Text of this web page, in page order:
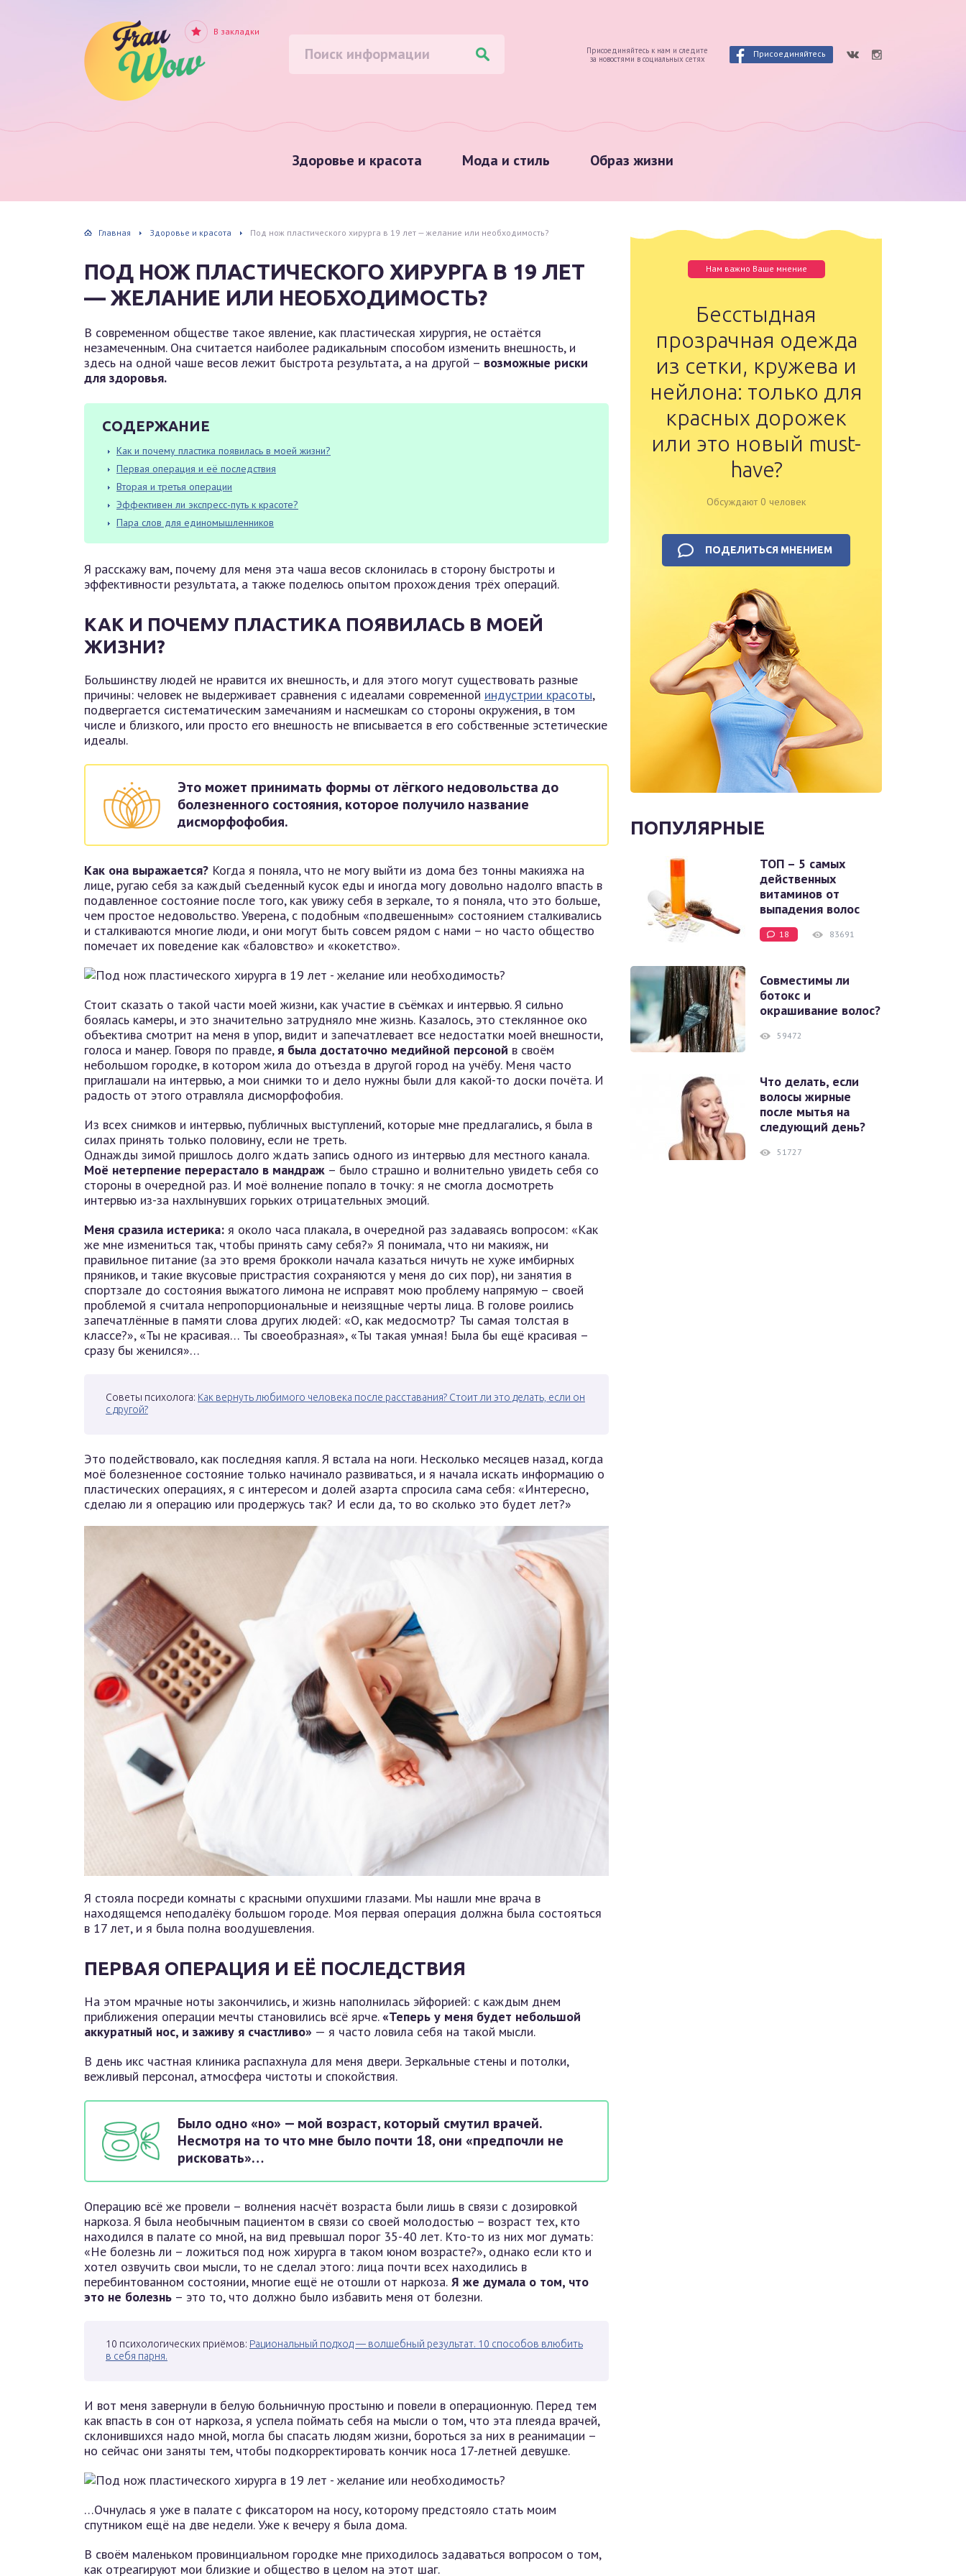
Здоровье и красота Мода и стиль Образ жизни
Присоединяйтесь к нам и следите
за новостями в социальных сетях
Присоединяйтесь
В закладки
Главная Здоровье и красота Под нож пластического хирурга в 19 лет — желание или необходимость?
ПОД НОЖ ПЛАСТИЧЕСКОГО ХИРУРГА В 19 ЛЕТ
— ЖЕЛАНИЕ ИЛИ НЕОБХОДИМОСТЬ?
В современном обществе такое явление, как пластическая хирургия, не остаётся
незамеченным. Она считается наиболее радикальным способом изменить внешность, и
здесь на одной чаше весов лежит быстрота результата, а на другой – возможные риски
для здоровья.
СОДЕРЖАНИЕ
Как и почему пластика появилась в моей жизни?
Первая операция и её последствия
Вторая и третья операции
Эффективен ли экспресс-путь к красоте?
Пара слов для единомышленников
Я расскажу вам, почему для меня эта чаша весов склонилась в сторону быстроты и
эффективности результата, а также поделюсь опытом прохождения трёх операций.
КАК И ПОЧЕМУ ПЛАСТИКА ПОЯВИЛАСЬ В МОЕЙ
ЖИЗНИ?
Большинству людей не нравится их внешность, и для этого могут существовать разные
причины: человек не выдерживает сравнения с идеалами современной индустрии красоты,
подвергается систематическим замечаниям и насмешкам со стороны окружения, в том
числе и близкого, или просто его внешность не вписывается в его собственные эстетические
идеалы.
Это может принимать формы от лёгкого недовольства до
болезненного состояния, которое получило название
дисморфофобия.
Как она выражается? Когда я поняла, что не могу выйти из дома без тонны макияжа на
лице, ругаю себя за каждый съеденный кусок еды и иногда могу довольно надолго впасть в
подавленное состояние после того, как увижу себя в зеркале, то я поняла, что это больше,
чем простое недовольство. Уверена, с подобным «подвешенным» состоянием сталкивались
и сталкиваются многие люди, и они могут быть совсем рядом с нами – но часто общество
помечает их поведение как «баловство» и «кокетство».
Стоит сказать о такой части моей жизни, как участие в съёмках и интервью. Я сильно
боялась камеры, и это значительно затрудняло мне жизнь. Казалось, это стеклянное око
объектива смотрит на меня в упор, видит и запечатлевает все недостатки моей внешности,
голоса и манер. Говоря по правде,я была достаточно медийной персоной в своём
небольшом городке, в котором жила до отъезда в другой город на учёбу. Меня часто
приглашали на интервью, а мои снимки то и дело нужны были для какой-то доски почёта. И
радость от этого отравляла дисморфофобия.
Из всех снимков и интервью, публичных выступлений, которые мне предлагались, я была в
силах принять только половину, если не треть.
Однажды зимой пришлось долго ждать запись одного из интервью для местного канала.
Моё нетерпение перерастало в мандраж – было страшно и волнительно увидеть себя со
стороны в очередной раз. И моё волнение попало в точку: я не смогла досмотреть
интервью из-за нахлынувших горьких отрицательных эмоций.
Меня сразила истерика: я около часа плакала, в очередной раз задаваясь вопросом: «Как
же мне измениться так, чтобы принять саму себя?» Я понимала, что ни макияж, ни
правильное питание (за это время брокколи начала казаться ничуть не хуже имбирных
пряников, и такие вкусовые пристрастия сохраняются у меня до сих пор), ни занятия в
спортзале до состояния выжатого лимона не исправят мою проблему напрямую – своей
проблемой я считала непропорциональные и неизящные черты лица. В голове роились
запечатлённые в памяти слова других людей: «О, как медосмотр? Ты самая толстая в
классе?», «Ты не красивая… Ты своеобразная», «Ты такая умная! Была бы ещё красивая –
сразу бы женился»…
Советы психолога: Как вернуть любимого человека после расставания? Стоит ли это делать, если он
с другой?
Это подействовало, как последняя капля. Я встала на ноги. Несколько месяцев назад, когда
моё болезненное состояние только начинало развиваться, и я начала искать информацию о
пластических операциях, я с интересом и долей азарта спросила сама себя: «Интересно,
сделаю ли я операцию или продержусь так? И если да, то во сколько это будет лет?»
Я стояла посреди комнаты с красными опухшими глазами. Мы нашли мне врача в
находящемся неподалёку большом городе. Моя первая операция должна была состояться
в 17 лет, и я была полна воодушевления.
ПЕРВАЯ ОПЕРАЦИЯ И ЕЁ ПОСЛЕДСТВИЯ
На этом мрачные ноты закончились, и жизнь наполнилась эйфорией: с каждым днем
приближения операции мечты становились всё ярче.«Теперь у меня будет небольшой
аккуратный нос, и заживу я счастливо» — я часто ловила себя на такой мысли.
В день икс частная клиника распахнула для меня двери. Зеркальные стены и потолки,
вежливый персонал, атмосфера чистоты и спокойствия.
Было одно «но» — мой возраст, который смутил врачей.
Несмотря на то что мне было почти 18, они «предпочли не
рисковать»…
Операцию всё же провели – волнения насчёт возраста были лишь в связи с дозировкой
наркоза. Я была необычным пациентом в связи со своей молодостью – возраст тех, кто
находился в палате со мной, на вид превышал порог 35-40 лет. Кто-то из них мог думать:
«Не болезнь ли – ложиться под нож хирурга в таком юном возрасте?», однако если кто и
хотел озвучить свои мысли, то не сделал этого: лица почти всех находились в
перебинтованном состоянии, многие ещё не отошли от наркоза. Я же думала о том, что
это не болезнь – это то, что должно было избавить меня от болезни.
10 психологических приёмов: Рациональный подход — волшебный результат. 10 способов влюбить
в себя парня.
И вот меня завернули в белую больничную простыню и повели в операционную. Перед тем
как впасть в сон от наркоза, я успела поймать себя на мысли о том, что эта плеяда врачей,
склонившихся надо мной, могла бы спасать людям жизни, бороться за них в реанимации –
но сейчас они заняты тем, чтобы подкорректировать кончик носа 17-летней девушке.
…Очнулась я уже в палате с фиксатором на носу, которому предстояло стать моим
спутником ещё на две недели. Уже к вечеру я была дома.
В своём маленьком провинциальном городке мне приходилось задаваться вопросом о том,
как отреагируют мои близкие и общество в целом на этот шаг.
Нам важно Ваше мнение
Бесстыдная
прозрачная одежда
из сетки, кружева и
нейлона: только для
красных дорожек
или это новый must-
have?
Обсуждают 0 человек
ПОДЕЛИТЬСЯ МНЕНИЕМ
ПОПУЛЯРНЫЕ
ТОП – 5 самых
действенных
витаминов от
выпадения волос
18 83691
Совместимы ли
ботокс и
окрашивание волос?
59472
Что делать, если
волосы жирные
после мытья на
следующий день?
51727